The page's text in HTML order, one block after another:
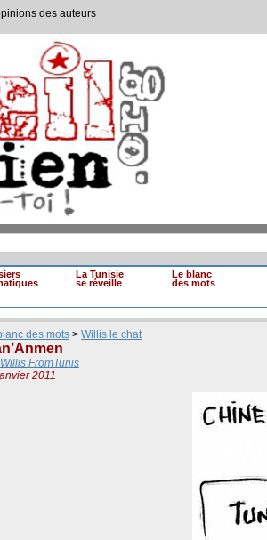
des auteurs
La Tunisie
se réveille
Le blanc
des mots
des mots > Willis le chat
Willis FromTunis
2011